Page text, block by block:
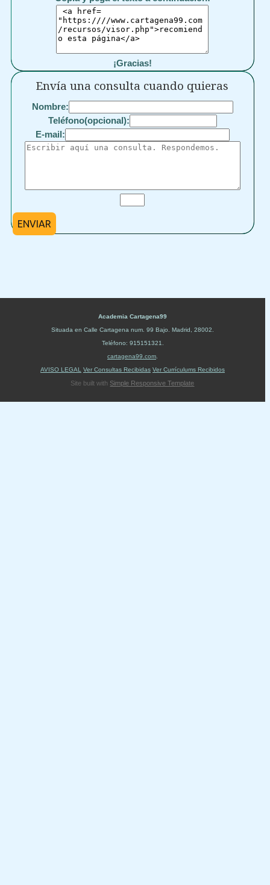
¡Gracias!
Envía una consulta cuando quieras
Nombre:
Teléfono(opcional):
E-mail:
ENVIAR
Academia Cartagena99
Situada en Calle Cartagena num. 99 Bajo Madrid 28002
Teléfono: 915151321
cartagena99.com
AVISO LEGAL
Ver Consultas Recibidas Ver Currículums Recibidos
Site built with Simple Responsive Template